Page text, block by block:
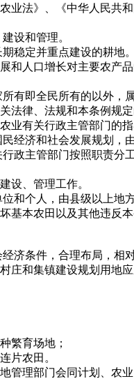
业法》、《中华人民共
设和管理。
稳定并重点建设的耕地。
和人口增长对主要农产
有即全民所有的以外，
法律、法规和本条例规
业有关行政主管部门的指
经济和社会发展规划，
政主管部门按照职责分
设、管理工作。
和个人，由县级以上地
本农田以及其他违反
济条件，合理布局，相
庄和集镇建设规划用地应
繁育场地；
片农田。
管理部门会同计划、农